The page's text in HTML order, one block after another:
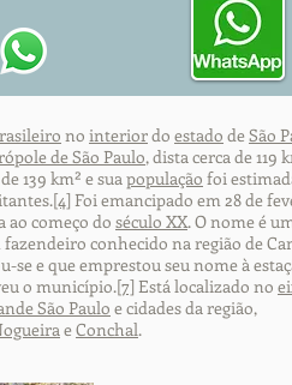
no interiordo estado de São
de São Paulo, dista cerca de 119
139 km² e suapopulação foi
[4] Foi emancipado em 28 de
ao começo do século XX. O nome é
fazendeiro conhecido na região de
se e que emprestou seu nome à
o município.[7] Está localizado no
São Paulo e cidades da região,
e Conchal.